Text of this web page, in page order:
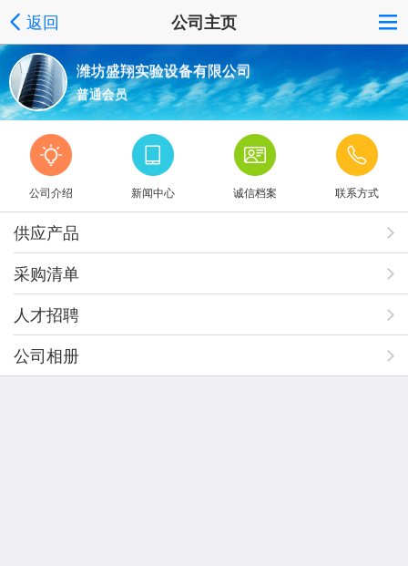
返回 公司主页
潍坊盛翔实验设备有限公司
普通会员
公司介绍 新闻中心 诚信档案 联系方式
供应产品
采购清单
人才招聘
公司相册